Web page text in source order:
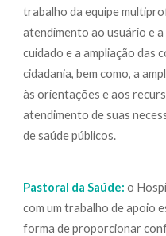
trabalho da equipe
atendimento ao usuário e
cuidado e a ampliação das
cidadania, bem como, a
às orientações e aos
atendimento de suas
de saúde públicos.
Pastoral da Saúde: o
com um trabalho de apoio
forma de proporcionar